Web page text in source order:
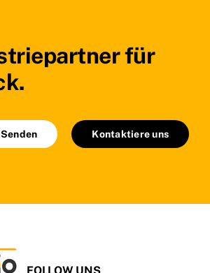
für
Kontaktiere uns
FOLLOW UNS